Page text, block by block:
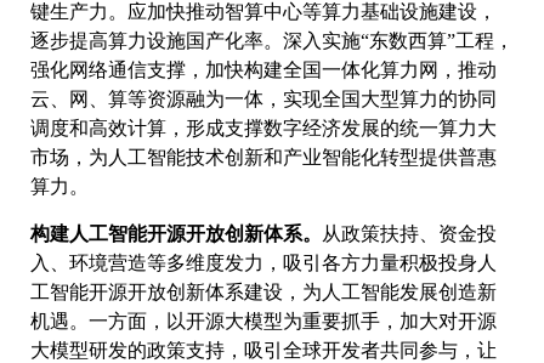
键生产力。应加快推动智算中心等算力基础设施建设，
逐步提高算力设施国产化率。深入实施“东数西算”工程，
强化网络通信支撑，加快构建全国一体化算力网，推动
云、网、算等资源融为一体，实现全国大型算力的协同
调度和高效计算，形成支撑数字经济发展的统一算力大
市场，为人工智能技术创新和产业智能化转型提供普惠
算力。
构建人工智能开源开放创新体系。 从政策扶持、资金投
入、环境营造等多维度发力，吸引各方力量积极投身人
工智能开源开放创新体系建设，为人工智能发展创造新
机遇。一方面，以开源大模型为重要抓手，加大对开源
大模型研发的政策支持，吸引全球开发者共同参与，让